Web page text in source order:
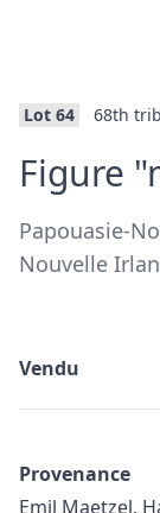
Lot 64 68th
Figure
Papouasie-
Nouvelle
Vendu
Provenance
Emil Maetzel,